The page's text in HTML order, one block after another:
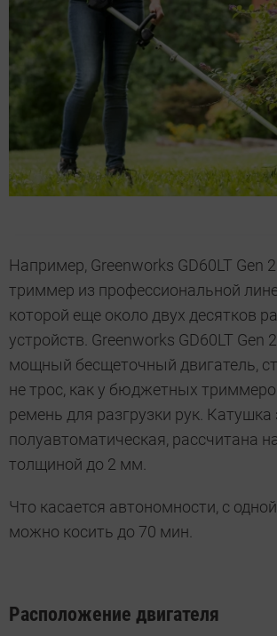
Например, Greenworks GD60LT Gen
триммер из профессиональной
которой еще около двух десятков
устройств. Greenworks GD60LT Gen
мощный бесщеточный двигатель,
не трос, как у бюджетных
ремень для разгрузки рук. Катушка
полуавтоматическая, рассчитана
толщиной до 2 мм.
Что касается автономности, с
можно косить до 70 мин.
Расположение двигателя